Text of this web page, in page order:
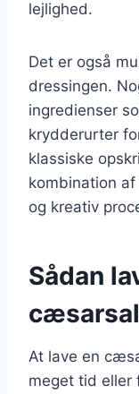
lejlighed.
Det er også
dressingen.
ingredienser
krydderurter
klassiske
kombination
og kreativ
Sådan
At lave en
meget tid eller